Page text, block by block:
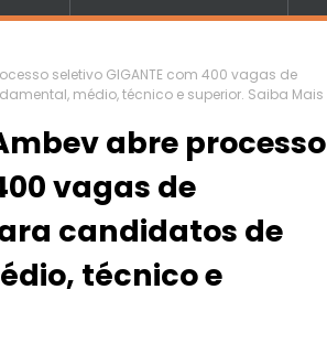
seletivo GIGANTE com 400 vagas de
médio, técnico e superior. Saiba Mais
abre processo
vagas de
candidatos de
técnico e